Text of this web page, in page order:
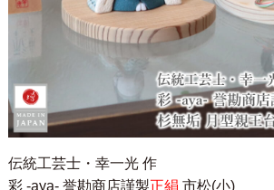
伝統工芸士・幸一光 作
彩 -aya- 誉勘商店謹製正絹 市松(小)